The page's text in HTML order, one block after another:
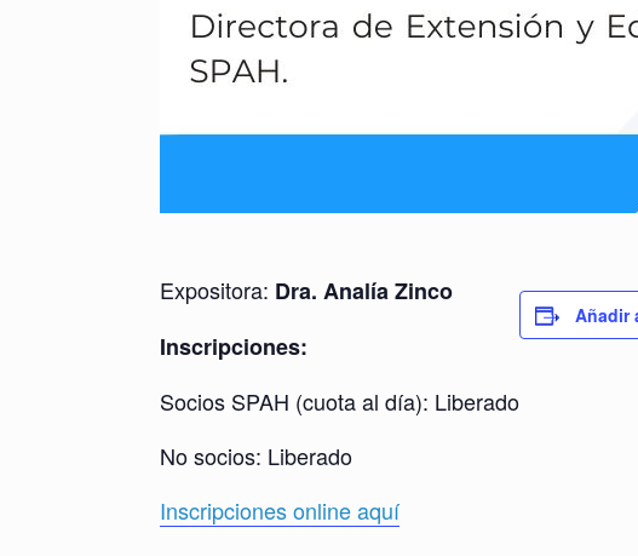
Expositora: Dra. Analía Zinco
Inscripciones:
Socios SPAH (cuota al día): Liberado
No socios: Liberado
Inscripciones online aquí
Añadir